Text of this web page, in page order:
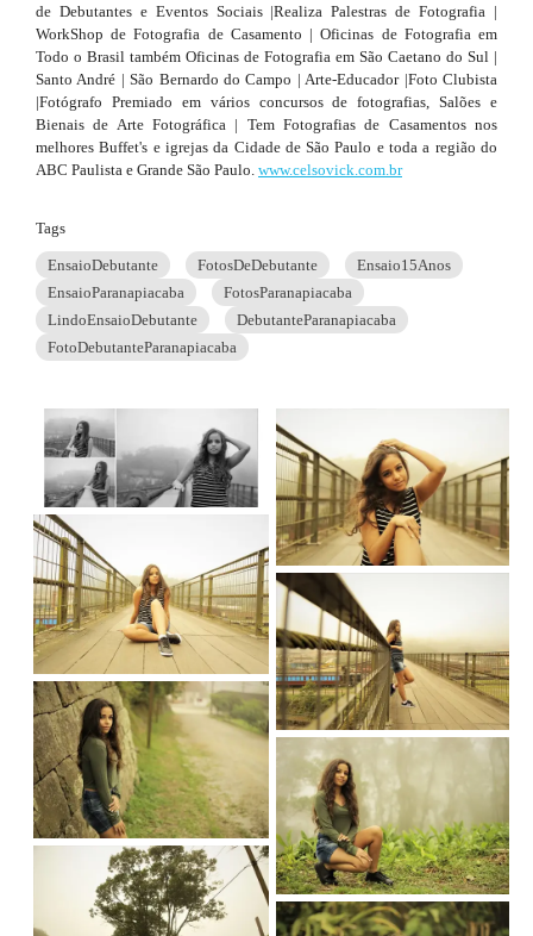
de Debutantes e Eventos Sociais |Realiza Palestras de Fotografia |
WorkShop de Fotografia de Casamento | Oficinas de Fotografia em
Todo o Brasil também Oficinas de Fotografia em São Caetano do Sul |
Santo André | São Bernardo do Campo | Arte-Educador |Foto Clubista
|Fotógrafo Premiado em vários concursos de fotografias, Salões e
Bienais de Arte Fotográfica | Tem Fotografias de Casamentos nos
melhores Buffet's e igrejas da Cidade de São Paulo e toda a região do
ABC Paulista e Grande São Paulo. www.celsovick.com.br
Tags
EnsaioDebutante FotosDeDebutante
Ensaio15Anos
EnsaioParanapiacaba
FotosParanapiacaba
LindoEnsaioDebutante
DebutanteParanapiacaba
FotoDebutanteParanapiacaba